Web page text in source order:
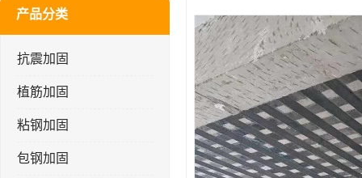
产品分类
抗震加固
植筋加固
粘钢加固
包钢加固